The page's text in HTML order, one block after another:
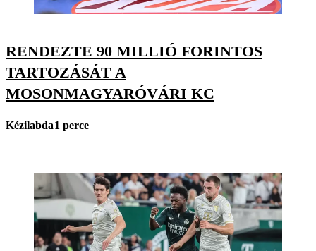
RENDEZTE 90 MILLIÓ FORINTOS
TARTOZÁSÁT A
MOSONMAGYARÓVÁRI KC
Kézilabda1 perce